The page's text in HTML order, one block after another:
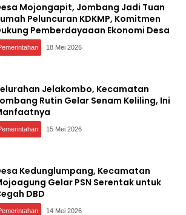
Mojongapit, Jombang Jadi Tuan
Peluncuran KDKMP, Komitmen
Pemberdayaaan Ekonomi Desa
18 Mei 2026
Jelakombo, Kecamatan
Rutin Gelar Senam Keliling, Ini
15 Mei 2026
Kedunglumpang, Kecamatan
Gelar PSN Serentak untuk
DBD
14 Mei 2026